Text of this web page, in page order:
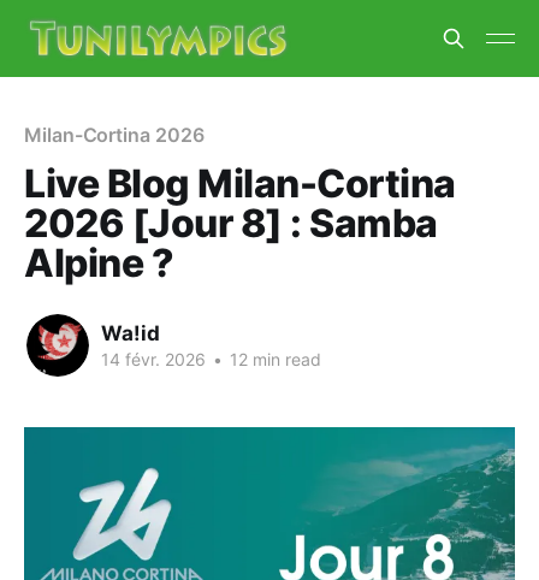
Milan-Cortina 2026
Live Blog Milan-Cortina
2026 [Jour 8] : Samba
Alpine ?
Wa!id
14 févr. 2026 • 12 min read